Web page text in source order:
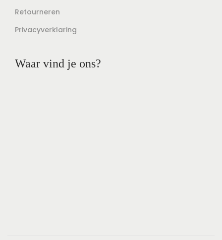
Retourneren
Privacyverklaring
Waar vind je ons?